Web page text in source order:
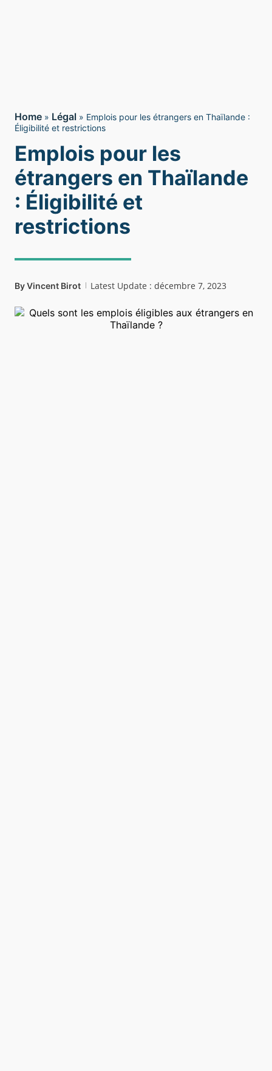
Home » Légal » Emplois pour les étrangers en Thaïlande :
Éligibilité et restrictions
Emplois pour les
étrangers en Thaïlande
: Éligibilité et
restrictions
ByVincent Birot Latest Update : décembre 7, 2023